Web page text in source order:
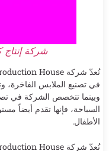
شركة
في تصنيع الملابس الفاخرة،
وبينما تتخصص الشركة في
السباحة، فإنها تقدم أيضاً
الأطفال.